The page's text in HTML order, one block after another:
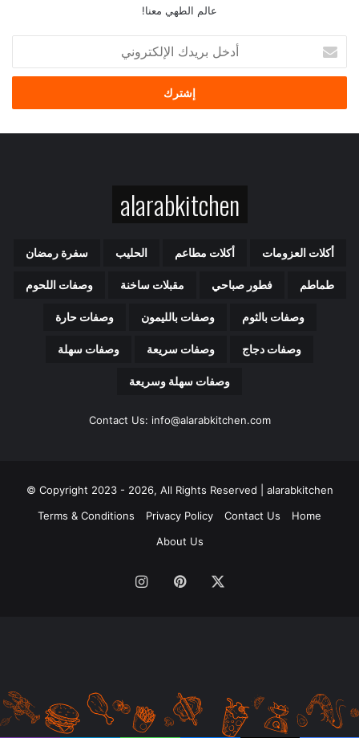
عالم الطهي معنا!
خ
ب
alarabkitchen
أكلات العزومات أكلات مطاعم الحليب سفرة رمضان
طماطم فطور صباحي مقبلات ساخنة وصفات اللحوم
وصفات بالثوم وصفات بالليمون وصفات حارة
وصفات دجاج وصفات سريعة وصفات سهلة
وصفات سهلة وسريعة
Contact Us: info@alarabkitchen.com
Copyright 2023 - 2026, All Rights Reserved | alarabkitchen ©
Home
Contact Us
Privacy Policy
Terms & Conditions
About Us
بينتيريست